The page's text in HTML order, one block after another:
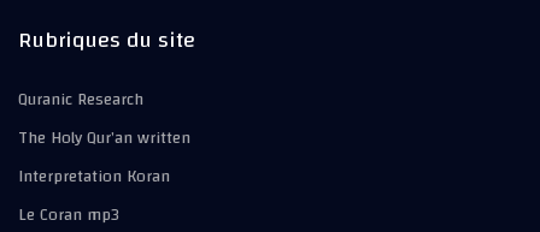
Rubriques du site
Quranic Research
The Holy Qur’an written
Interpretation Koran
Le Coran mp3